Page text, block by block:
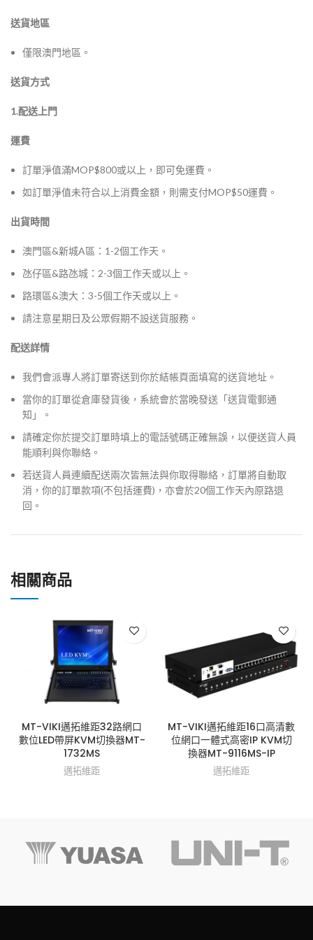
送貨地區
僅限澳門地區。
送貨方式
1.配送上門
運費
訂單淨值滿MOP$800或以上，即可免運費。
如訂單淨值未符合以上消費金額，則需支付MOP$50運費。
出貨時間
澳門區&新城A區：1-2個工作天。
氹仔區&路氹城：2-3個工作天或以上。
路環區&澳大：3-5個工作天或以上。
請注意星期日及公眾假期不設送貨服務。
配送詳情
我們會派專人將訂單寄送到你於結帳頁面填寫的送貨地址。
當你的訂單從倉庫發貨後，系統會於當晚發送「送貨電郵通
知」。
請確定你於提交訂單時填上的電話號碼正確無誤，以便送貨人員
能順利與你聯絡。
若送貨人員連續配送兩次皆無法與你取得聯絡，訂單將自動取
消，你的訂單款項(不包括運費)，亦會於20個工作天內原路退
回。
相關商品
MT-VIKI邁拓維距32路網口
數位LED帶屏KVM切換器MT-
1732MS
邁拓維距
MT-VIKI邁拓維距16口高清數
位網口一體式高密IP KVM切
換器MT-9116MS-IP
邁拓維距